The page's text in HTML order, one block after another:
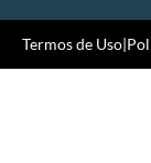
Termos de Uso|